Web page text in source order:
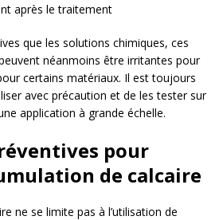
après le traitement
que les solutions chimiques, ces
néanmoins être irritantes pour
certains matériaux. Il est toujours
avec précaution et de les tester sur
application à grande échelle.
pour
de calcaire
ne se limite pas à l’utilisation de